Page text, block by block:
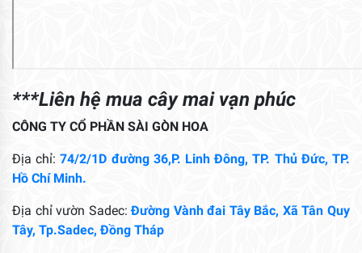
***Liên hệ mua cây mai vạn phúc
CÔNG TY CỔ PHẦN SÀI GÒN HOA
Địa chỉ:74/2/1D đường 36,P. Linh Đông, TP. Thủ Đức, TP.
Hồ Chí Minh.
Địa chỉ vườn Sadec:Đường Vành đai Tây Bắc, Xã Tân Quy
Tây, Tp.Sadec, Đồng Tháp